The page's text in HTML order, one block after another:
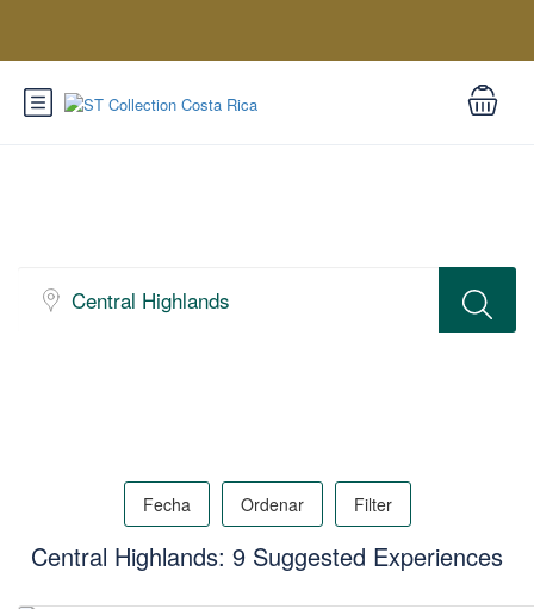
Fecha Ordenar Filter
Central Highlands: 9 Suggested Experiences